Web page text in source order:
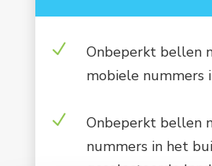
N
Onbeperkt bellen
mobiele nummers
N
Onbeperkt bellen
nummers in het